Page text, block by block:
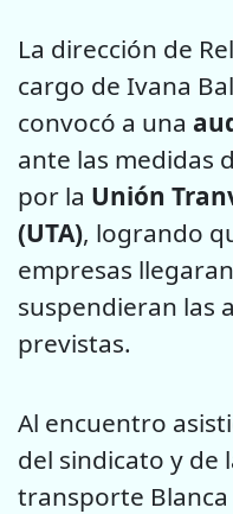
La dirección de
cargo de Ivana
convocó a una
ante las medidas
por la Unión
(UTA), logrando
empresas
suspendieran las
previstas.
Al encuentro
del sindicato y de
transporte Blanca